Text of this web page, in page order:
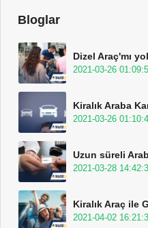
Bloglar
Dizel Araç'mı
2021-03-26
Kiralık Araba
2021-03-26
Uzun süreli
2021-03-28
Kiralık Araç ile
2021-04-02